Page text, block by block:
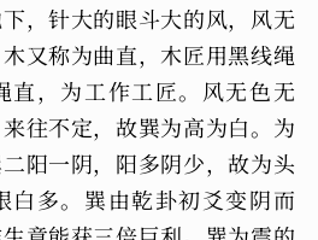
，针大的眼斗大的风，风无
又称为曲直，木匠用黑线绳
直，为工作工匠。风无色无
往不定，故巽为高为白。为
阳一阴，阳多阴少，故为头
白多。巽由乾卦初爻变阴而